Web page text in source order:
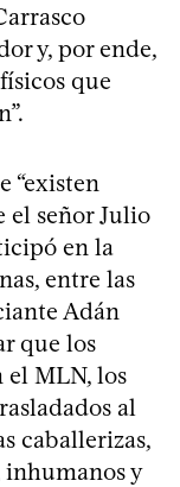
y, por ende,
que
“existen
el señor Julio
en la
entre las
Adán
que los
MLN, los
al
caballerizas,
y